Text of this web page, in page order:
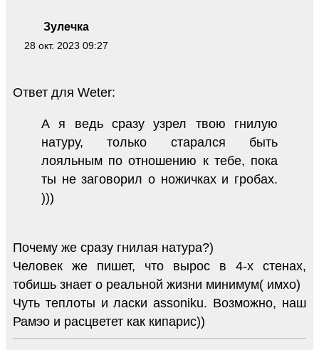
Зулечка
28 окт. 2023 09:27
Ответ для Weter:
А я ведь сразу узрел твою гнилую
натуру, только старался быть
лояльным по отношению к тебе, пока
ты не заговорил о ножичках и гробах.
)))
Почему же сразу гнилая натура?)
Человек же пишет, что вырос в 4-х стенах,
тобишь знает о реальной жизни минимум( имхо)
Чуть теплоты и ласки аssoniku. Возможно, наш
Рамэо и расцветет как кипарис))